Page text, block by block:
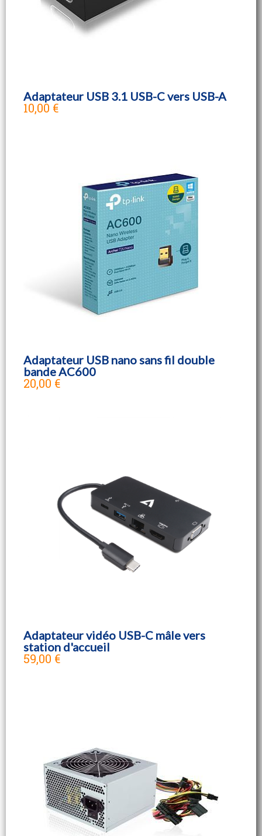
Adaptateur USB 3.1 USB-C vers USB-A
10,00 €
Adaptateur USB nano sans fil double
bande AC600
20,00 €
Adaptateur vidéo USB-C mâle vers
station d'accueil
59,00 €